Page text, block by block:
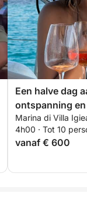
Een halve dag
ontspanning
Marina di Villa
4h00 · Tot 10
vanaf € 600